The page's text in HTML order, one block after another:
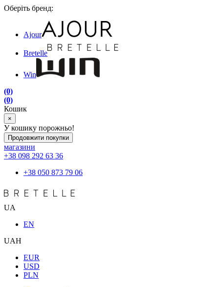
Оберіть бренд:
Ajour
Bretelle
Win
(0)
(0)
Кошик
×
У кошику порожньо!
Продовжити покупки
магазини
+38 098 292 63 36
+38 050 873 79 06
UA
EN
UAH
EUR
USD
PLN